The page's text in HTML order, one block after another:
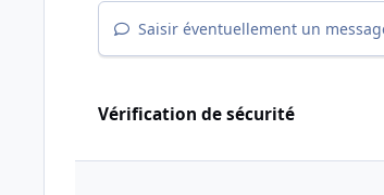
Saisir éventuellement un
Vérification de sécurité